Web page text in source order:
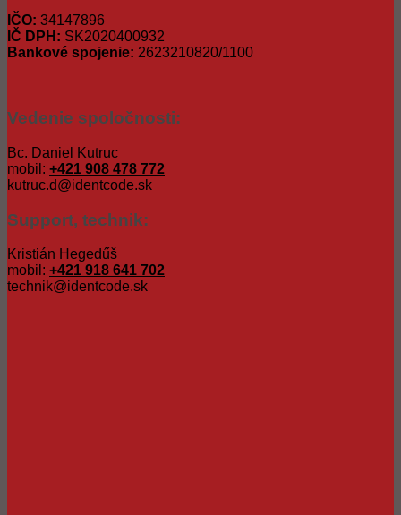
IČO: 34147896
IČ DPH: SK2020400932
Bankové spojenie: 2623210820/1100
Vedenie spoločnosti:
Bc. Daniel Kutruc
mobil: +421 908 478 772
kutruc.d@identcode.sk
Support, technik:
Kristián Hegedűš
mobil: +421 918 641 702
technik@identcode.sk